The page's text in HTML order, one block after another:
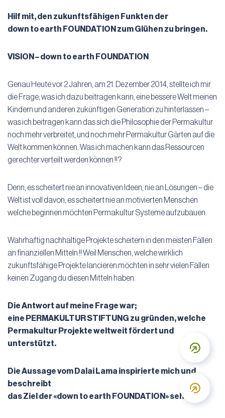
Hilf mit, den zukunftsfähigen Funkten der
down to earth FOUNDATION zum Glühen zu bringen.
VISION – down to earth FOUNDATION
Genau Heute vor 2 Jahren, am 21. Dezember 2014, stellte ich mir
die Frage; was ich dazu beitragen kann, eine bessere Welt meinen
Kindern und anderen zukünftigen Generation zu hinterlassen –
was ich beitragen kann das sich die Philosophie der Permakultur
noch mehr verbreitet, und noch mehr Permakultur Gärten auf die
Welt kommen können. Was ich machen kann das Ressourcen
gerechter verteilt werden können !!?
Denn, es scheitert nie an innovativen Ideen, nie an Lösungen – die
Welt ist voll davon, es scheitert nie an motivierten Menschen
welche beginnen möchten Permakultur Systeme aufzubauen.
Wahrhaftig nachhaltige Projekte scheitern in den meisten Fällen
an finanziellen Mitteln !! Weil Menschen, welche wirklich
zukunftsfähige Projekte lancieren möchten in sehr vielen Fällen
keinen Zugang du diesen Mitteln haben.
Die Antwort auf meine Frage war;
eine PERMAKULTUR STIFTUNG zu gründen, welche
Permakultur Projekte weltweit fördert und
unterstützt.
Die Aussage vom Dalai Lama inspirierte mich und
beschreibt
das Ziel der «down to earth FOUNDATION» sehr gut: